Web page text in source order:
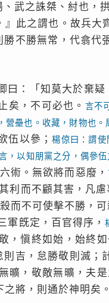
、武之誅桀、紂也，
此之謂也。故兵大
勝不勝無常，代翕代
曰：「知莫大於棄疑
矣，不可必也。 言不
營壘也。收藏，財物也
伍以參；楊倞曰：謂使
以知朋黨之分，偶參
術。無欲將而惡廢，
利而不顧其害，凡
而不可使擊不勝，
軍旣定，百官得序，
，愼終如始，始終
吉，怠勝敬則滅；
曠，敬敵無曠，夫是
將，則通於神明矣。